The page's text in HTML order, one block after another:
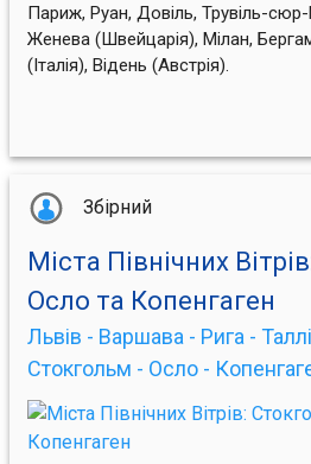
Париж, Руан, Довіль, Трувіль-
Женева (Швейцарія), Мілан,
(Італія), Відень (Австрія).
Збірний
Міста Північних
Осло та Копенгаген
Львів - Варшава - Рига -
Стокгольм - Осло -